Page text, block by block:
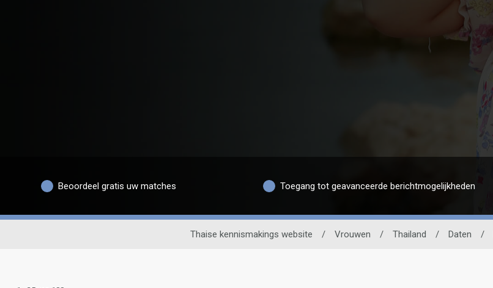
Beoordeel gratis uw matches Toegang tot geavanceerde berichtmogelijkheden
Thaise kennismakings website / Vrouwen / Thailand / Daten /